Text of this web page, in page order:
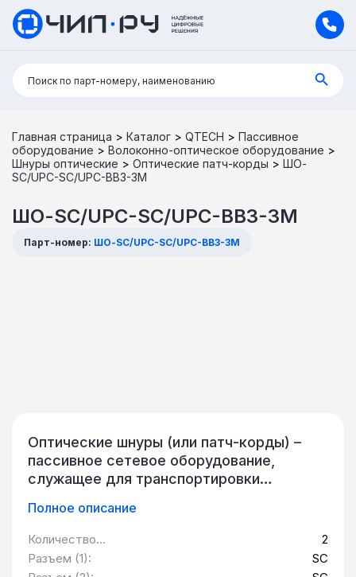
Поиск:
Поиск по парт-номеру, наименованию
Главная страница > Каталог > QTECH > Пассивное
оборудование > Волоконно-оптическое оборудование >
Шнуры оптические > Оптические патч-корды > ШО-
SC/UPC-SC/UPC-BB3-3M
ШО-SC/UPC-SC/UPC-BB3-3M
Парт-номер: ШО-SC/UPC-SC/UPC-BB3-3M
Оптические шнуры (или патч-корды) –
пассивное сетевое оборудование,
служащее для транспортировки
дистанции (обычно – в пределах одного
помещения или здания). Патч-корды
выполняются из обыкновенного
оптоволокна (одно- или многомодового).
Полное описание
Количество
волокон:
2
Разъем (1):
SC